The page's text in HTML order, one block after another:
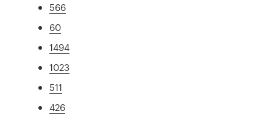
566
60
1494
1023
511
426